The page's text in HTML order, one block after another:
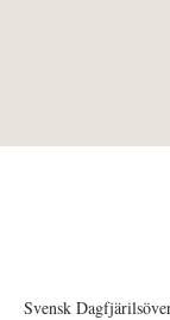
Svensk